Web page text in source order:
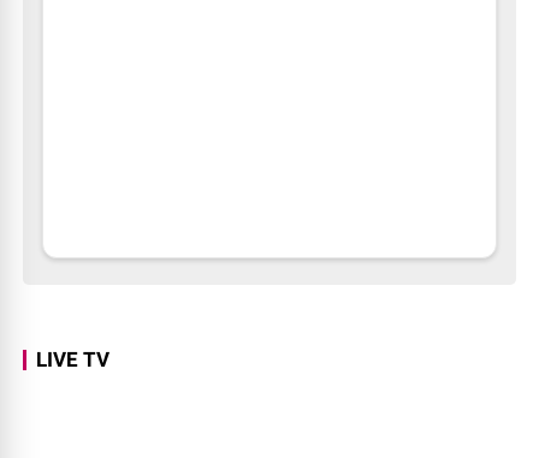
LIVE TV